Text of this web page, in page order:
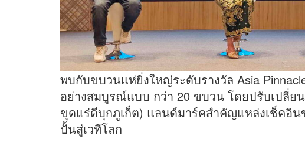
พบกับขบวนแห่ยิ่งใหญ่ระดับรางวัล Asia
อย่างสมบูรณ์แบบ กว่า 20 ขบวน โดยปรับเปลี่ย
ขุดแร่ดีบุกภูเก็ต) แลนด์มาร์คสำคัญแหล่งเช็คอิ
ปั้นสู่เวทีโลก